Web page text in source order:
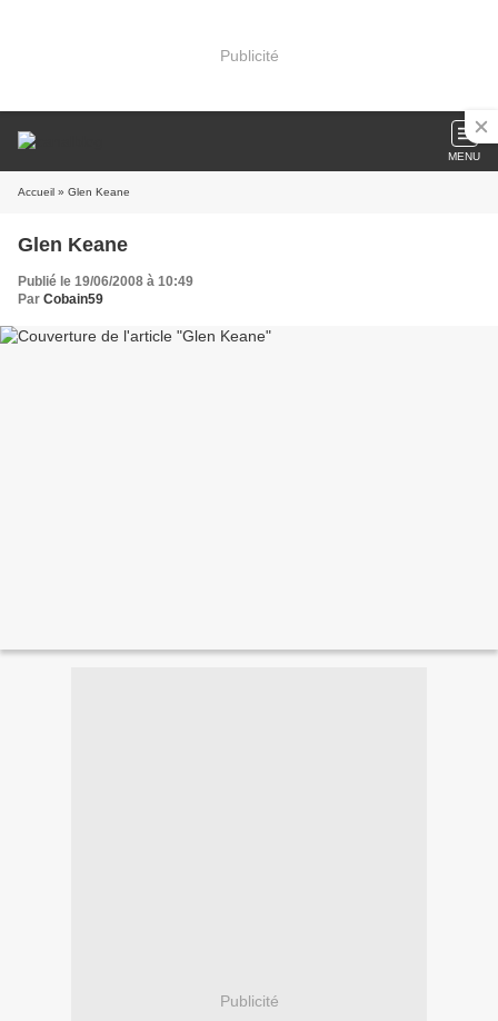
Publicité
MENU
Accueil » Glen Keane
Glen Keane
Publié le 19/06/2008 à 10:49
Par Cobain59
Publicité